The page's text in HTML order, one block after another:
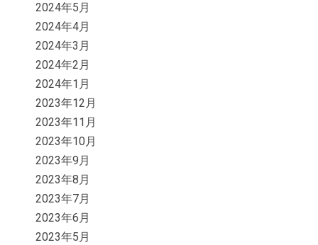
2024年5月
2024年4月
2024年3月
2024年2月
2024年1月
2023年12月
2023年11月
2023年10月
2023年9月
2023年8月
2023年7月
2023年6月
2023年5月